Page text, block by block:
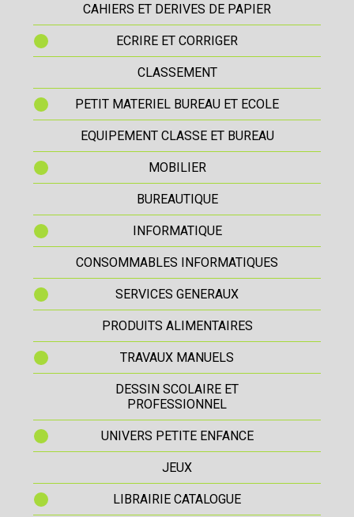
CAHIERS ET DERIVES DE PAPIER
ECRIRE ET CORRIGER
CLASSEMENT
PETIT MATERIEL BUREAU ET ECOLE
EQUIPEMENT CLASSE ET BUREAU
MOBILIER
BUREAUTIQUE
INFORMATIQUE
CONSOMMABLES INFORMATIQUES
SERVICES GENERAUX
PRODUITS ALIMENTAIRES
TRAVAUX MANUELS
DESSIN SCOLAIRE ET
PROFESSIONNEL
UNIVERS PETITE ENFANCE
JEUX
LIBRAIRIE CATALOGUE